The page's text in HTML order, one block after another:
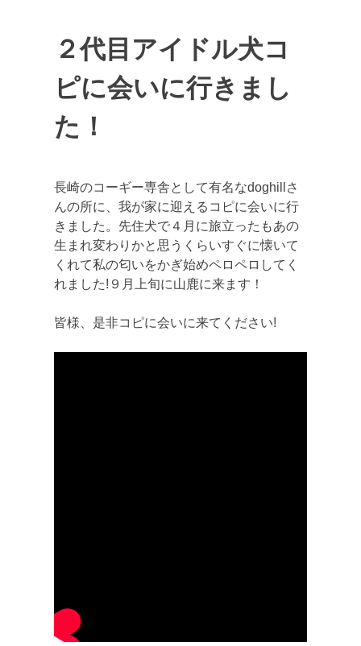
２代目アイドル犬コ
ピに会いに行きまし
た！
長崎のコーギー専舎として有名なdoghillさ
んの所に、我が家に迎えるコピに会いに行
きました。先住犬で４月に旅立ったもあの
生まれ変わりかと思うくらいすぐに懐いて
くれて私の匂いをかぎ始めペロペロしてく
れました!９月上旬に山鹿に来ます！
皆様、是非コピに会いに来てください!